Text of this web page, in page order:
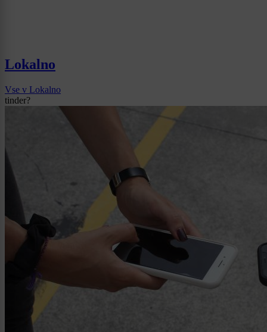
Lokalno
Vse v Lokalno
tinder?